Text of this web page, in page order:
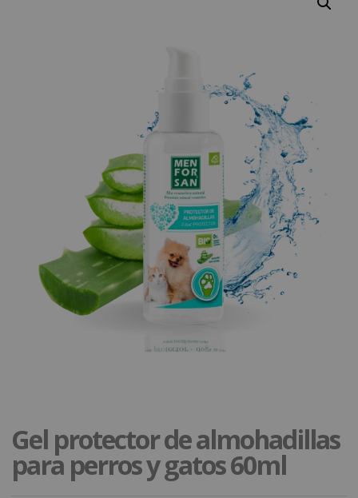
Gel protector de almohadillas
para perros y gatos 60ml